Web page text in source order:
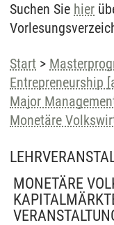
Suchen Sie hier
Start >
Entrepreneurship
Major
Monetäre
MONETÄRE